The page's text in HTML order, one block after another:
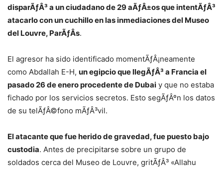
disparÃƒÂ³ a un ciudadano de 29 aÃƒÂ±os que intentÃƒÂ³
atacarlo con un cuchillo en las inmediaciones del Museo
del Louvre, ParÃƒÂ­s.
El agresor ha sido identificado momentÃƒÂ¡neamente
como Abdallah E-H, un egipcio que llegÃƒÂ³ a Francia el
pasado 26 de enero procedente de Dubai y que no estaba
fichado por los servicios secretos. Esto segÃƒÂºn los datos
de su telÃƒÂ©fono mÃƒÂ³vil.
El atacante que fue herido de gravedad, fue puesto bajo
custodia. Antes de precipitarse sobre un grupo de
soldados cerca del Museo de Louvre, gritÃƒÂ³ «Allahu